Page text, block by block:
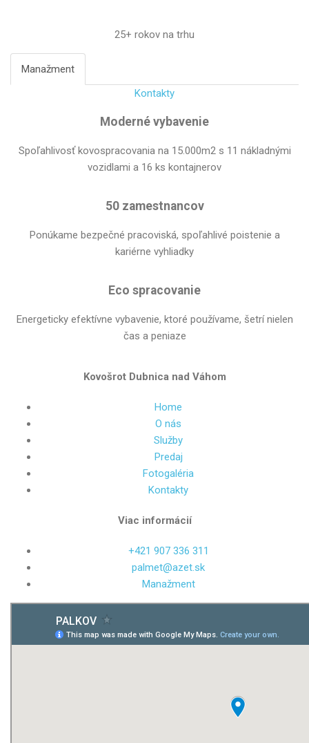
25+ rokov na trhu
Manažment
Kontakty
Moderné vybavenie
Spoľahlivosť kovospracovania na 15.000m2 s 11 nákladnými
vozidlami a 16 ks kontajnerov
50 zamestnancov
Ponúkame bezpečné pracoviská, spoľahlivé poistenie a
kariérne vyhliadky
Eco spracovanie
Energeticky efektívne vybavenie, ktoré používame, šetrí nielen
čas a peniaze
Kovošrot Dubnica nad Váhom
Home
O nás
Služby
Predaj
Fotogaléria
Kontakty
Viac informácií
+421 907 336 311
palmet@azet.sk
Manažment